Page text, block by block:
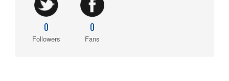
0
Followers
0
Fans